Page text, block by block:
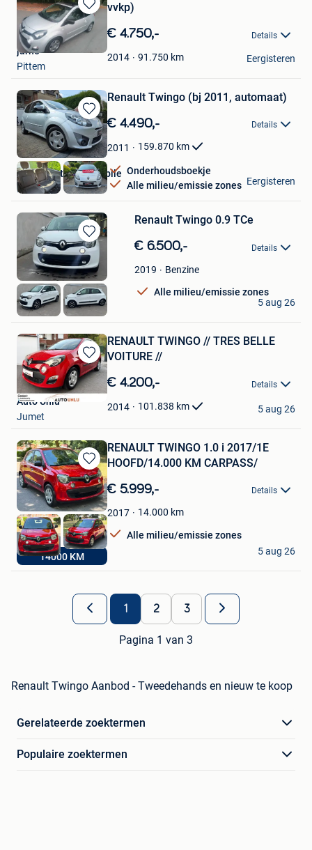
Bewaren
in
Mijn
Favorieten
vvkp)
€ 4.750,- Details
2014 91.750 km
jarno
Pittem
Eergisteren
Bewaren
in
Mijn
Favorieten
Renault Twingo (bj 2011, automaat)
€ 4.490,- Details
2011 159.870 km
Onderhoudsboekje
Alle milieu/emissie zones
Haubrechts Automobile
Foret
Eergisteren
Bewaren
in
Mijn
Favorieten
Renault Twingo 0.9 TCe
€ 6.500,- Details
2019 Benzine
Alle milieu/emissie zones
BT CARS
Lier
5 aug 26
Bewaren
in
Mijn
Favorieten
RENAULT TWINGO // TRES BELLE
VOITURE //
€ 4.200,- Details
2014 101.838 km
Auto Unlu
Jumet
5 aug 26
Bewaren
in
Mijn
Favorieten
14000 KM
RENAULT TWINGO 1.0 i 2017/1E
HOOFD/14.000 KM CARPASS/
€ 5.999,- Details
2017 14.000 km
Alle milieu/emissie zones
Keny
Ransart
5 aug 26
1 2 3
Pagina 1 van 3
Renault Twingo Aanbod - Tweedehands en nieuw te koop
Gerelateerde zoektermen
Populaire zoektermen